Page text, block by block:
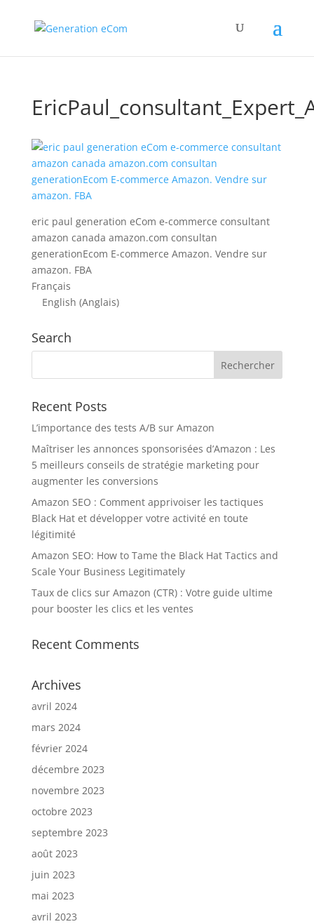
eric paul generation eCom e-commerce consultant
amazon canada amazon.com consultan
generationEcom E-commerce Amazon. Vendre sur
amazon. FBA
Français
English (Anglais)
Search
Recent Posts
L’importance des tests A/B sur Amazon
Maîtriser les annonces sponsorisées d’Amazon : Les
5 meilleurs conseils de stratégie marketing pour
augmenter les conversions
Amazon SEO : Comment apprivoiser les tactiques
Black Hat et développer votre activité en toute
légitimité
Amazon SEO: How to Tame the Black Hat Tactics and
Scale Your Business Legitimately
Taux de clics sur Amazon (CTR) : Votre guide ultime
pour booster les clics et les ventes
Recent Comments
Archives
avril 2024
mars 2024
février 2024
décembre 2023
novembre 2023
octobre 2023
septembre 2023
août 2023
juin 2023
mai 2023
avril 2023